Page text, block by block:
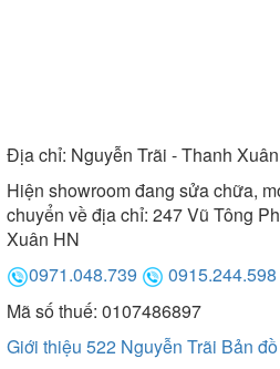
Địa chỉ: Nguyễn Trãi - Thanh Xuân
Hiện showroom đang sửa chữa, mọi giao dịch vui lòng
chuyển về địa chỉ: 247 Vũ Tông
Xuân HN
0971.048.739
0915.244.598
Mã số thuế: 0107486897
Giới thiệu 522 Nguyễn Trãi Bản đồ